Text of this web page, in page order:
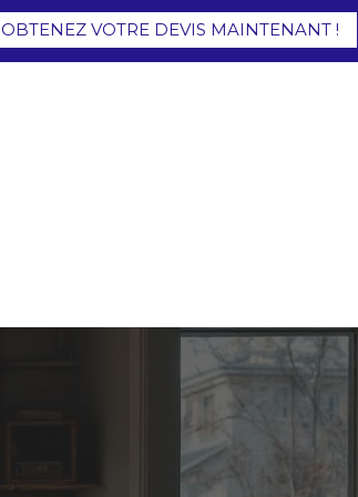
OBTENEZ VOTRE DEVIS MAINTENANT !